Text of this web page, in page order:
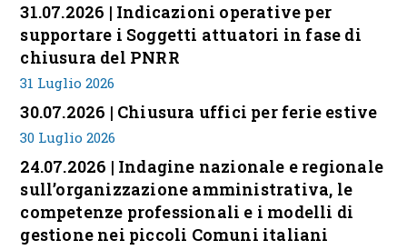
31.07.2026 | Indicazioni operative per
supportare i Soggetti attuatori in fase di
chiusura del PNRR
31 Luglio 2026
30.07.2026 | Chiusura uffici per ferie estive
30 Luglio 2026
24.07.2026 | Indagine nazionale e regionale
sull’organizzazione amministrativa, le
competenze professionali e i modelli di
gestione nei piccoli Comuni italiani